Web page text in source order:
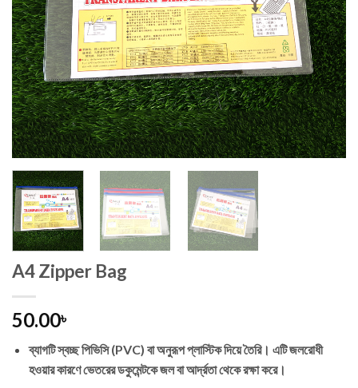
A4 Zipper Bag
50.00৳
ব্যাগটি স্বচ্ছ পিভিসি (PVC) বা অনুরূপ প্লাস্টিক দিয়ে তৈরি। এটি জলরোধী
হওয়ার কারণে ভেতরের ডকুমেন্টকে জল বা আর্দ্রতা থেকে রক্ষা করে।